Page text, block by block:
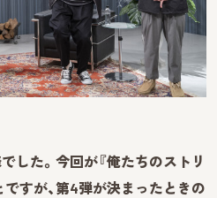
した。今回が『俺たちのストリ
すが、第4弾が決まったときの